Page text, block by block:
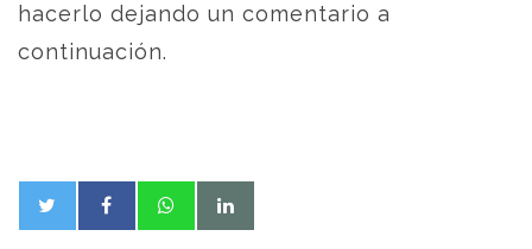
hacerlo dejando un comentario a
continuación.